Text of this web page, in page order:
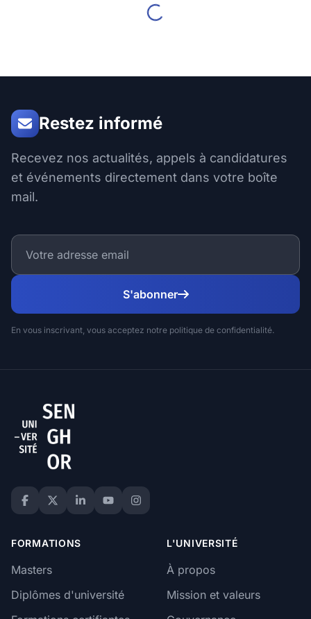
Restez informé
Recevez nos actualités, appels à candidatures
et événements directement dans votre boîte
mail.
S'abonner
En vous inscrivant, vous acceptez notre politique de confidentialité.
FORMATIONS
Masters
Diplômes d'université
L'UNIVERSITÉ
À propos
Mission et valeurs